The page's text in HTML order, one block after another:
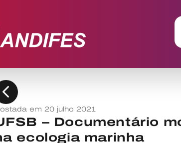
em 20 julho 2021
– Documentário
ecologia marinha